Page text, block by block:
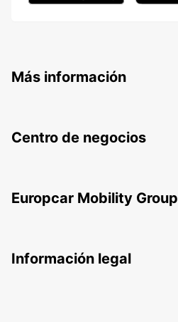
Más información
Centro de negocios
Europcar Mobility Group
Información legal